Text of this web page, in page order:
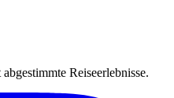
Reiseerlebnisse.